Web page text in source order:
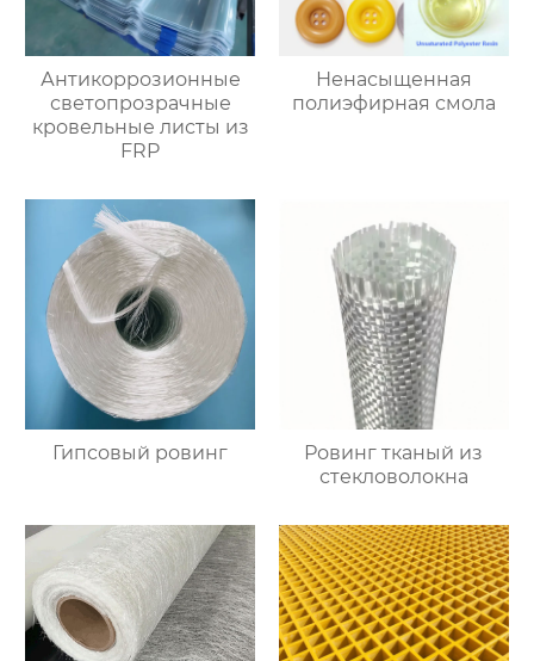
Антикоррозионные
светопрозрачные
кровельные листы из
FRP
Ненасыщенная
полиэфирная смола
Гипсовый ровинг
Ровинг тканый из
стекловолокна